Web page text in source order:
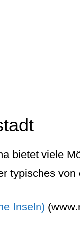
bietet viele
typisches von
Inseln)